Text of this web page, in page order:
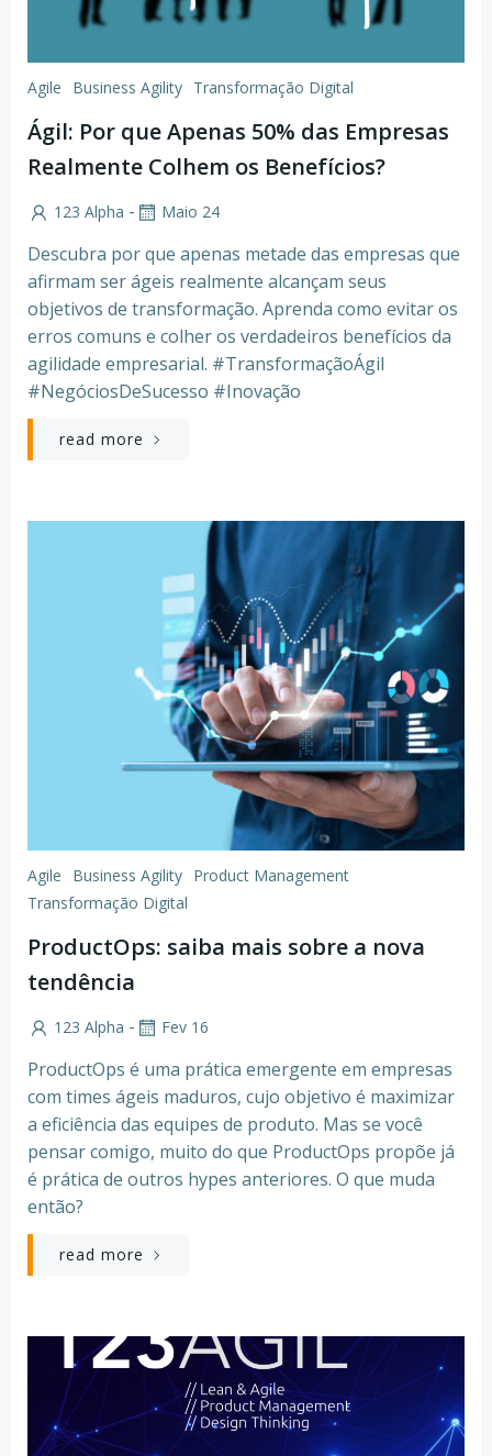
Agile Business Agility Transformação Digital
Ágil: Por que Apenas 50% das Empresas
Realmente Colhem os Benefícios?
123 Alpha - Maio 24
Descubra por que apenas metade das empresas que
afirmam ser ágeis realmente alcançam seus
objetivos de transformação. Aprenda como evitar os
erros comuns e colher os verdadeiros benefícios da
agilidade empresarial. #TransformaçãoÁgil
#NegóciosDeSucesso #Inovação
read more
Agile Business Agility Product Management
Transformação Digital
ProductOps: saiba mais sobre a nova
tendência
123 Alpha - Fev 16
ProductOps é uma prática emergente em empresas
com times ágeis maduros, cujo objetivo é maximizar
a eficiência das equipes de produto. Mas se você
pensar comigo, muito do que ProductOps propõe já
é prática de outros hypes anteriores. O que muda
então?
read more